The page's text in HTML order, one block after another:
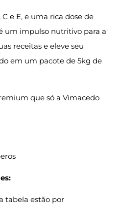
e E, e uma rica dose de
um impulso nutritivo para a
receitas e eleve seu
em um pacote de 5kg de
que só a Vimacedo
tabela estão por